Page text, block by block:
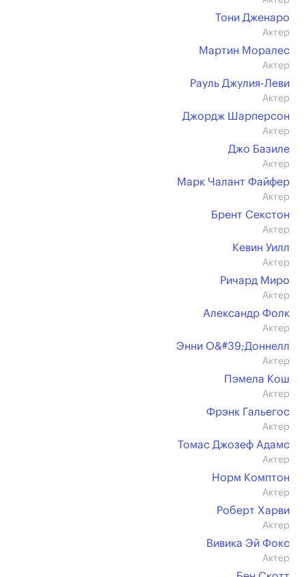
Тони Дженаро
Актер
Мартин Моралес
Актер
Рауль Джулия-Леви
Актер
Джордж Шарперсон
Актер
Джо Базиле
Актер
Марк Чалант Файфер
Актер
Брент Секстон
Актер
Кевин Уилл
Актер
Ричард Миро
Актер
Александр Фолк
Актер
Энни О&#39;Доннелл
Актер
Пэмела Кош
Актер
Фрэнк Гальегос
Актер
Томас Джозеф Адамс
Актер
Норм Комптон
Актер
Роберт Харви
Актер
Вивика Эй Фокс
Актер